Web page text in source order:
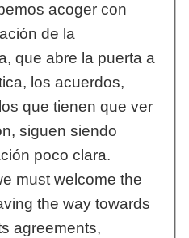
acoger con
de la
que abre la puerta a
los acuerdos,
que tienen que ver
siguen siendo
poco clara.
must welcome the
the way towards
agreements,